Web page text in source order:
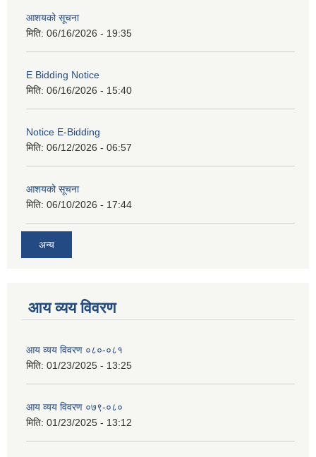
आशयको सूचना
मिति: 06/16/2026 - 19:35
E Bidding Notice
मिति: 06/16/2026 - 15:40
Notice E-Bidding
मिति: 06/12/2026 - 06:57
आशयको सूचना
मिति: 06/10/2026 - 17:44
अन्य
आय व्यय विवरण
आय व्यय विवरण ०८०-०८१
मिति: 01/23/2025 - 13:25
आय व्यय विवरण ०७९-०८०
मिति: 01/23/2025 - 13:12